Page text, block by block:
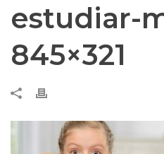
estudiar-
845×321